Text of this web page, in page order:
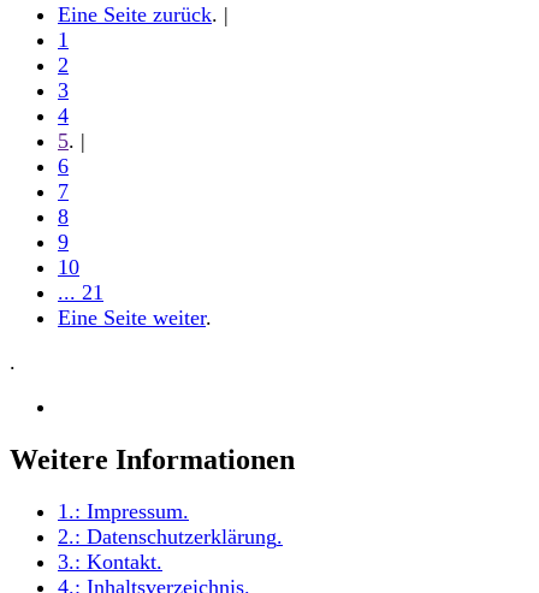
Eine Seite zurück. |
1
2
3
4
5. |
6
7
8
9
10
... 21
Eine Seite weiter.
.
Weitere Informationen
1.: Impressum.
2.: Datenschutzerklärung.
3.: Kontakt.
4.: Inhaltsverzeichnis.